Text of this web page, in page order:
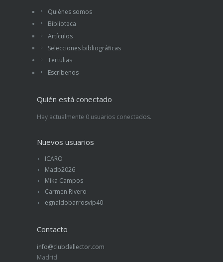
Quiénes somos
Biblioteca
Artículos
Selecciones bibliográficas
Tertulias
Escríbenos
Quién está conectado
Hay actualmente 0 usuarios conectados.
Nuevos usuarios
ICARO
Madb2026
Mika Campos
Carmen Rivero
egnaldobarrosvip40
Contacto
info@clubdellector.com
Madrid